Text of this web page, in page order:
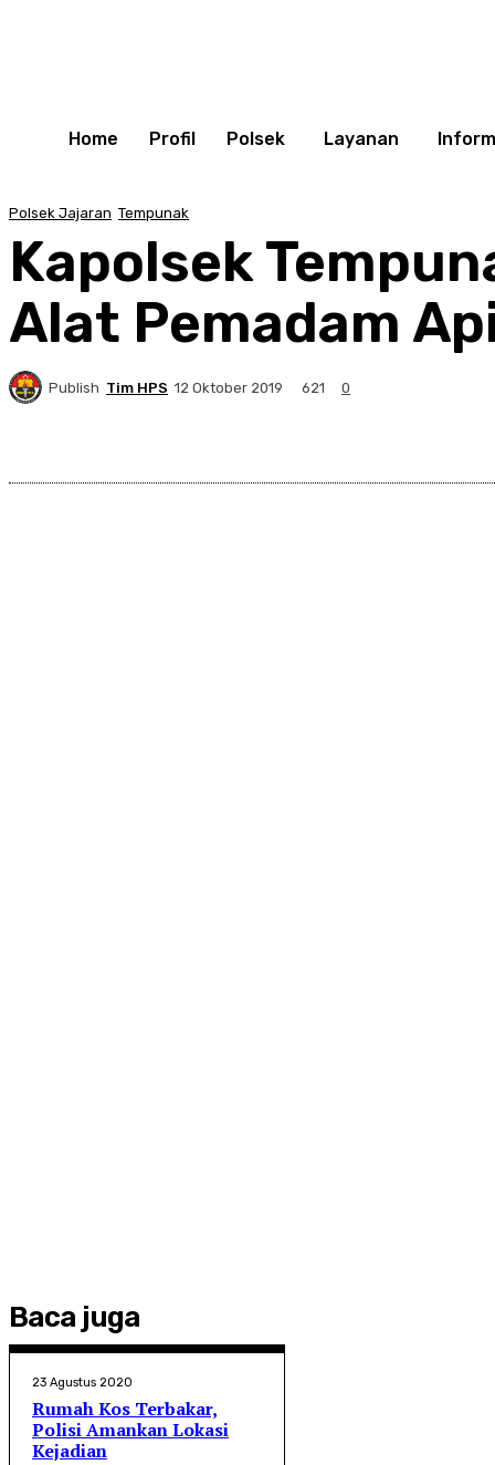
Home Profil Polsek Layanan
Polsek Jajaran Tempunak
Kapolsek
Alat Pemadam
Publish Tim HPS 12 Oktober 2019 621 0
Baca juga
23 Agustus 2020
Rumah Kos Terbakar,
Polisi Amankan Lokasi
Kejadian